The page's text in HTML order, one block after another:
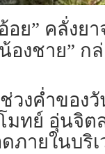
อย” คลั่ง
องชาย”
วงค่ำขอ
ทย์ อุ่นจิต
ายในบริ